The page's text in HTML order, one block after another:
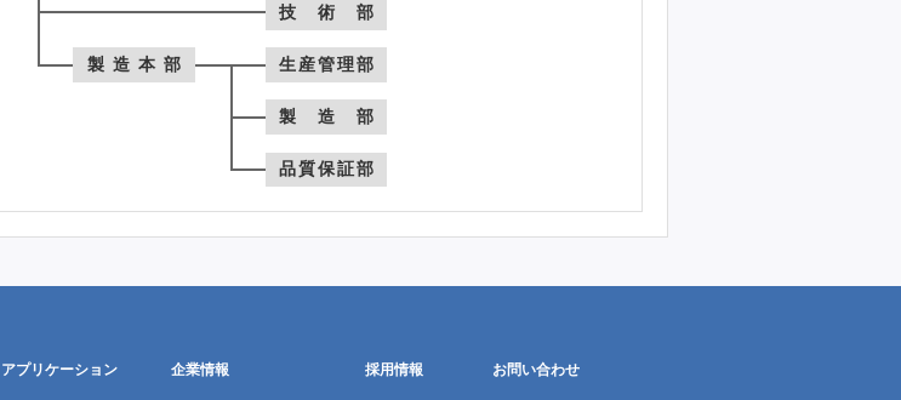
製造本部
技術部
生産管理部
製造部
品質保証部
アプリケーション 企業情報 採用情報 お問い合わせ